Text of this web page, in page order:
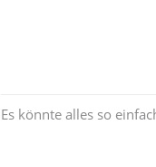
Es könnte alles so